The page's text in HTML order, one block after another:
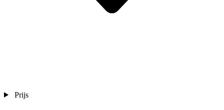
Prijs